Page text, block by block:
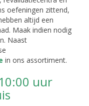
oefeningen zittend,
altijd een
Maak indien nodig
Naast
in ons assortiment.
uur